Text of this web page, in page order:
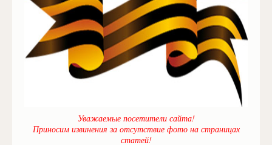
Уважаемые посетители сайта!
Приносим извинения за отсутствие фото на страницах
статей!